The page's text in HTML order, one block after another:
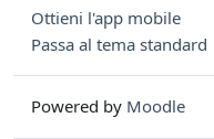
Ottieni l'app mobile
Passa al tema standard
Powered by Moodle